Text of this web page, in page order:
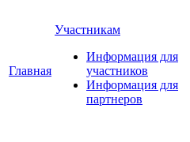
Главная
Участникам
Информация для
участников
Информация для
партнеров